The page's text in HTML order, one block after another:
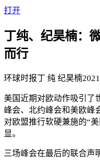
打开
丁纯、纪昊楠：
而行
环球时报丁 纯 纪昊楠
美国近期对欧动作吸引了
峰会、北约峰会和美欧峰
对欧盟推行软硬兼施的“
显。
三场峰会在最后的联合声